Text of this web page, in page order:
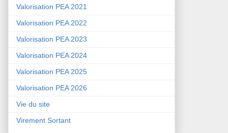
Valorisation PEA 2021
Valorisation PEA 2022
Valorisation PEA 2023
Valorisation PEA 2024
Valorisation PEA 2025
Valorisation PEA 2026
Vie du site
Virement Sortant